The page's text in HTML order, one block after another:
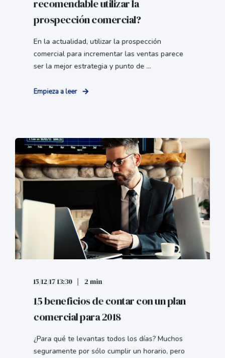
recomendable utilizar la
prospección comercial?
En la actualidad, utilizar la prospección
comercial para incrementar las ventas parece
ser la mejor estrategia y punto de ...
Empieza a leer
15/12/17 13:30 2 min
15 beneficios de contar con un plan
comercial para 2018
¿Para qué te levantas todos los días? Muchos
seguramente por sólo cumplir un horario, pero